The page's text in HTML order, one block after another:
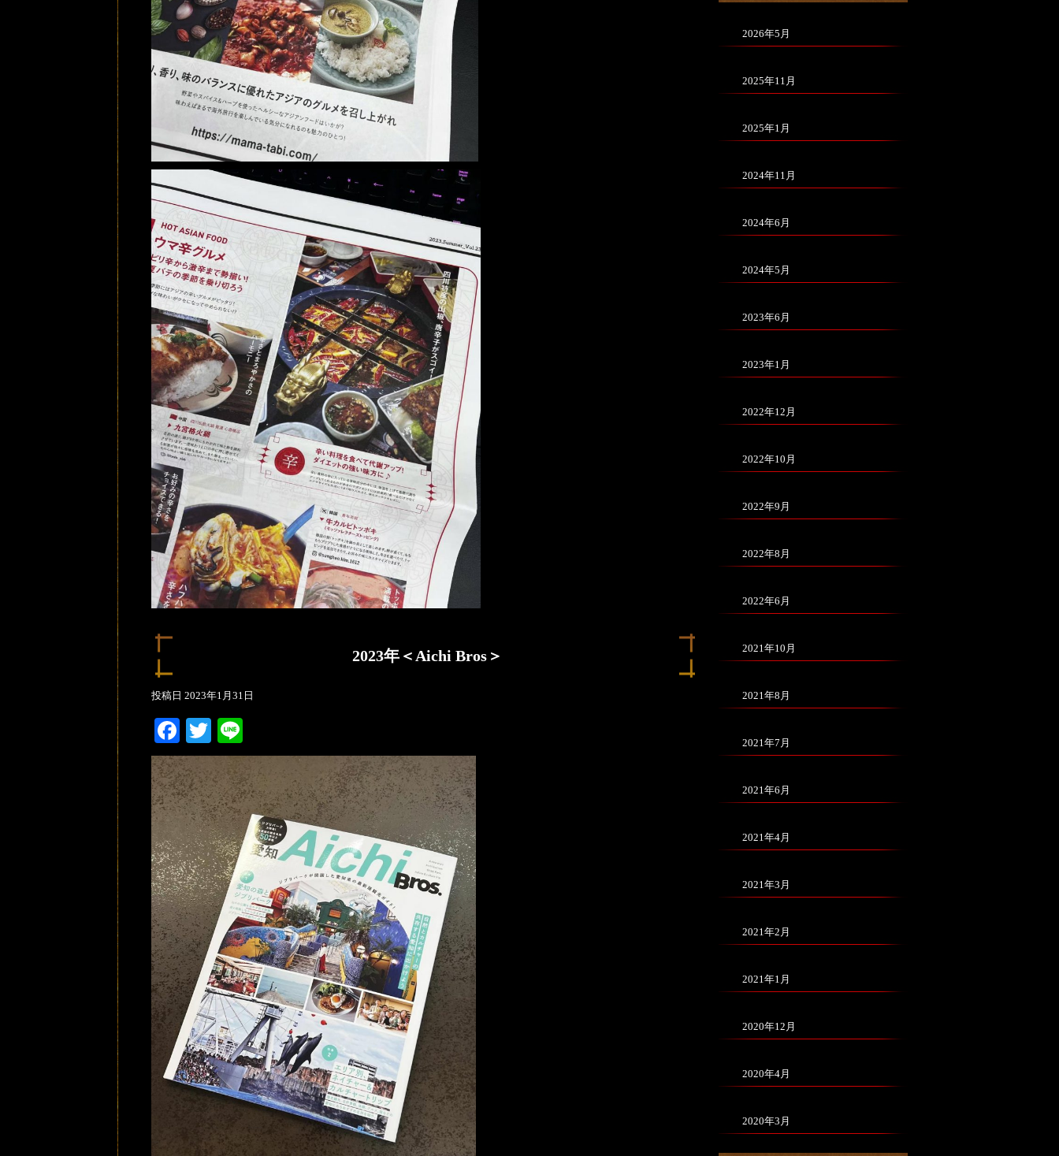
2023年＜Aichi Bros＞
投稿日 2023年1月31日
Facebook
Twitter
2026年5月
2025年11月
2025年1月
2024年11月
2024年6月
2024年5月
2023年6月
2023年1月
2022年12月
2022年10月
2022年9月
2022年8月
2022年6月
2021年10月
2021年8月
2021年7月
2021年6月
2021年4月
2021年3月
2021年2月
2021年1月
2020年12月
2020年4月
2020年3月